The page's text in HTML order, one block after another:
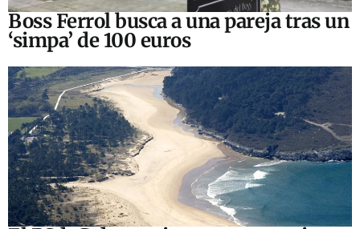
Boss Ferrol busca a una pareja tras un
‘simpa’ de 100 euros